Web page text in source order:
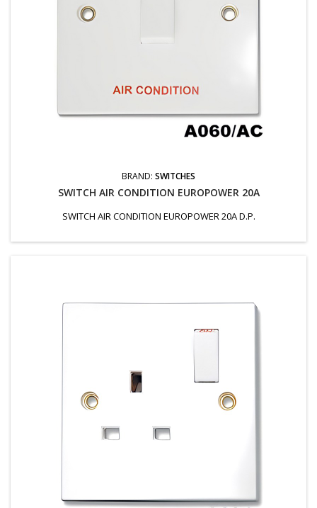
BRAND: SWITCHES
SWITCH AIR CONDITION EUROPOWER 20A
SWITCH AIR CONDITION EUROPOWER 20A D.P.